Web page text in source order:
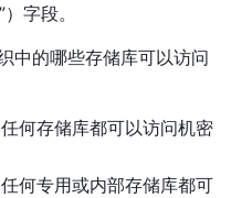
字段。
中的哪些存储库可以访问
任何存储库都可以访问机密
任何专用或内部存储库都可